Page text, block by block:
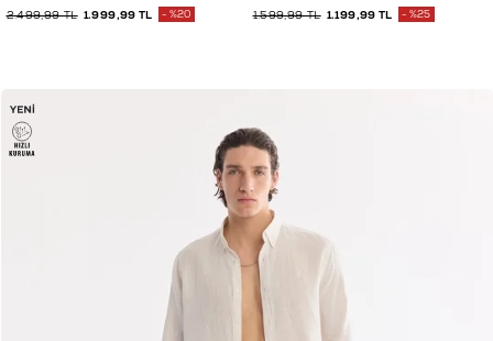
1.999,99 TL
2.499,99 TL %20 1.199,99 TL
1.599,99 TL %25